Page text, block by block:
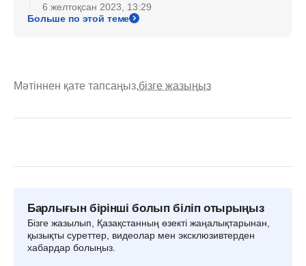
6 желтоқсан 2023, 13:29
Больше по этой теме
Мәтіннен қате тапсаңыз,бізге жазыңыз
Барлығын бірінші болып біліп отырыңыз
Бізге жазылып, Қазақстанның өзекті жаңалықтарынан,
қызықты суреттер, видеолар мен эксклюзивтерден
хабардар болыңыз.